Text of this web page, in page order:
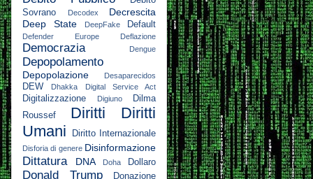
Sovrano
Decodex
Decrescita
Deep State
DeepFake Default
Defender Europe Deflazione
Democrazia Dengue
Depopolamento
Depopolazione Desaparecidos
DEW Dhakka Digital Service Act
Digitalizzazione Digiuno
Dilma
Roussef
Diritti
Diritti
Umani
Diritto Internazionale
Disforia di genere Disinformazione
Dittatura DNA Doha Dollaro
Donald Trump
Donazione